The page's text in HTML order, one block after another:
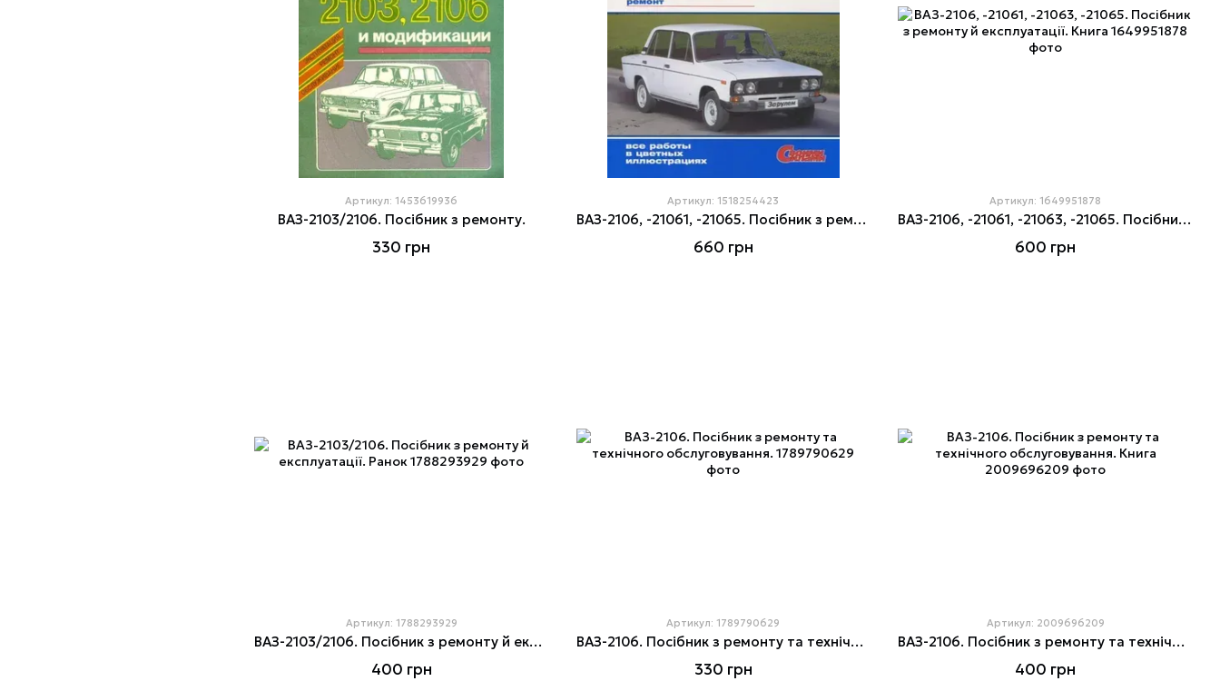
Артикул: 1453619936
ВАЗ-2103/2106. Посібник з ремонту.
330 грн
Артикул: 1518254423
ВАЗ-2106, -21061, -21065. Посібник з ремонту й експлуатації.
660 грн
Артикул: 1649951878
ВАЗ-2106, -21061, -21063, -21065. Посібник з ремонту й експлуатації. Книга
600 грн
Артикул: 1788293929
ВАЗ-2103/2106. Посібник з ремонту й експлуатації. Ранок
400 грн
Артикул: 1789790629
ВАЗ-2106. Посібник з ремонту та технічного обслуговування.
330 грн
Артикул: 2009696209
ВАЗ-2106. Посібник з ремонту та технічного обслуговування. Книга
400 грн